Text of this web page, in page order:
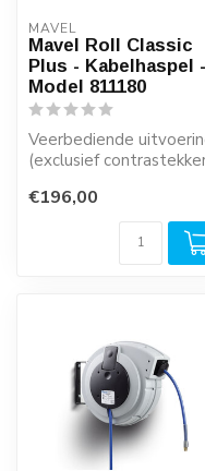
MAVEL
Mavel Roll Classic
Plus - Kabelhaspel -
Model 811180
Veerbediende
(exclusief
€196,00